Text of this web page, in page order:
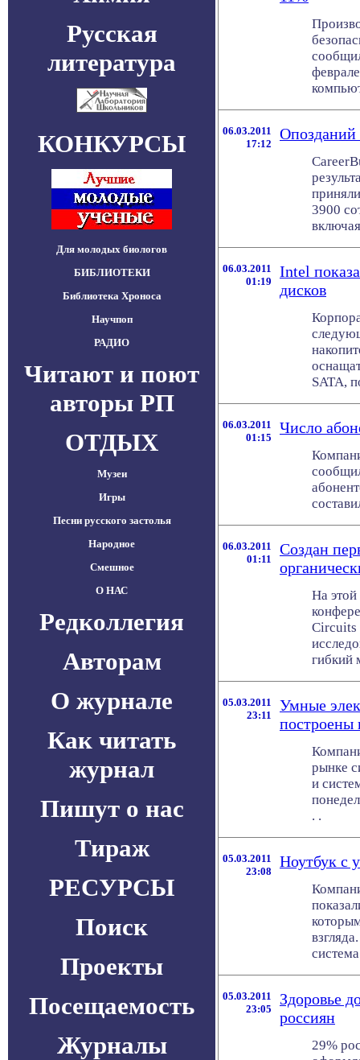
Русская
литература
КОНКУРСЫ
Для молодых биологов
БИБЛИОТЕКИ
Библиотека Хроноса
Научпоп
РАДИО
Читают и поют
авторы РП
ОТДЫХ
Музеи
Игры
Песни русского застолья
Народное
Смешное
О НАС
Редколлегия
Авторам
О журнале
Как читать
журнал
Пишут о нас
Тираж
РЕСУРСЫ
Поиск
Проекты
Посещаемость
Журналы
06.03.2011
17:12
Опозданий
3900
06.03.2011
01:19
Intel
дисков
SATA,
06.03.2011
01:15
Число
06.03.2011
01:11
Создан
На
Circuits
гибкий
05.03.2011
23:11
Умные
построены
рынке
и
. .
05.03.2011
23:08
Ноутбук с
05.03.2011
23:05
Здоровье
россиян
29%